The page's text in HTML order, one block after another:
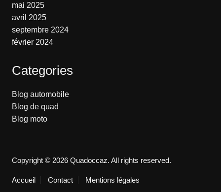
mai 2025
avril 2025
septembre 2024
février 2024
Categories
Blog automobile
Blog de quad
Blog moto
Copyright © 2026 Quadoccaz. All rights reserved.
Accueil Contact Mentions légales